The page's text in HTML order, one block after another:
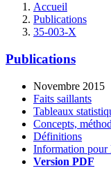
Accueil
Publications
35-003-X
Publications
Novembre 2015
Faits saillants
Tableaux
Concepts,
Définitions
Information pour
Version PDF